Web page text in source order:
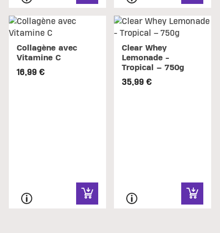
Collagène avec
Vitamine C
16,99 €
Clear Whey
Lemonade -
Tropical – 750g
35,99 €